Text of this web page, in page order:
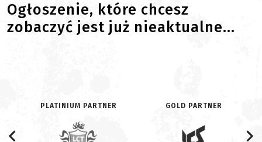
Ogłoszenie, które chcesz
zobaczyć jest już nieaktualne...
PLATINIUM PARTNER GOLD PARTNER